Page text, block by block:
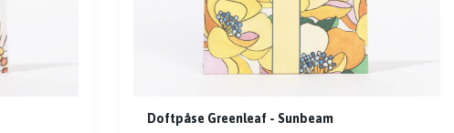
Doftpåse Greenleaf - Sunbeam